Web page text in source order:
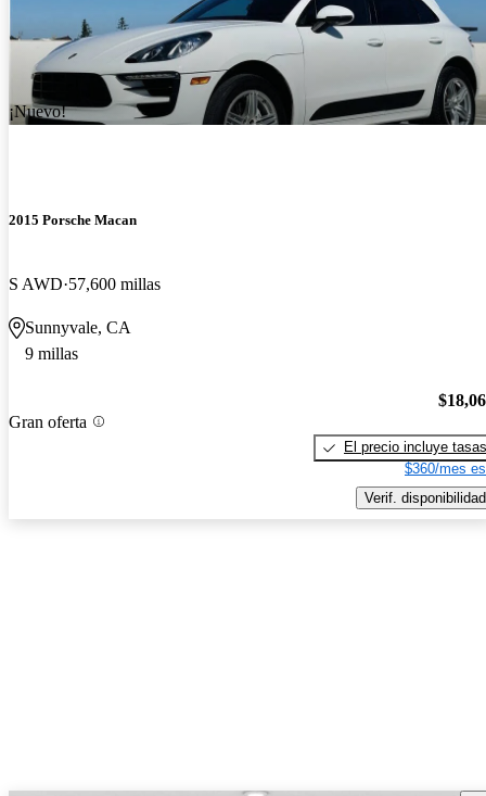
¡Nuevo!
2015 Porsche Macan
S AWD 57,600 millas
Sunnyvale, CA
9 millas
Gran oferta
El precio incluye tasas
$360/mes
Verif. disponibilidad